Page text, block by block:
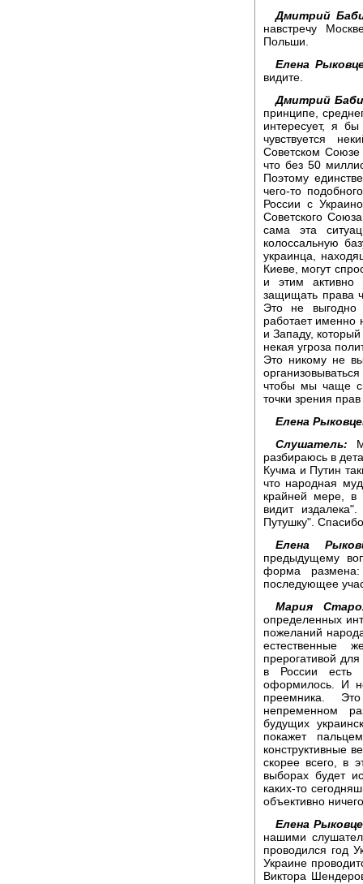
Дмитрий
навстречу
Польши.
Елена
видите.
Дмитрий
принципе,
интересует, я
чувствуется
Советском
что без 50
Поэтому
чего-то
России с
Советского
сама эта
колоссальную
украинца,
Киеве, могут
и этим активно
защищать права
Это не выгодно
работает именно
и Западу,
некая угроза
Это никому не
чтобы мы чаще
точки зрения
Елена
Слушатель:
разбираюсь в
Кучма и Путин
что народная
крайней мере, в
видит
Путушку".
Елена
предыдущему
форма
последующее
Мария
определенных
пожеланий
естественные
прерогативой
в России есть
оформилось. И
преемника.
непременном
будущих
покажет
конструктивные
скорее всего, в
выборах будет
каких-то
объективно
Елена
нашими
проводился год
Украине
Виктора